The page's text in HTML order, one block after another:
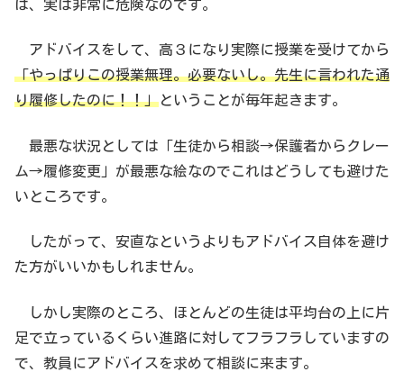
は、実は非常に危険なのです。
アドバイスをして、高３になり実際に授業を受けてから
「やっぱりこの授業無理。必要ないし。先生に言われた通
り履修したのに！！」ということが毎年起きます。
最悪な状況としては「生徒から相談→保護者からクレー
ム→履修変更」が最悪な絵なのでこれはどうしても避けた
いところです。
したがって、安直なというよりもアドバイス自体を避け
た方がいいかもしれません。
しかし実際のところ、ほとんどの生徒は平均台の上に片
足で立っているくらい進路に対してフラフラしていますの
で、教員にアドバイスを求めて相談に来ます。